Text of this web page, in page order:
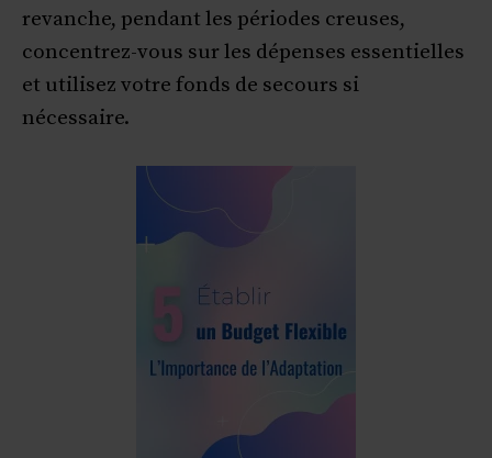
revanche, pendant les périodes creuses,
concentrez-vous sur les dépenses essentielles
et utilisez votre fonds de secours si
nécessaire.